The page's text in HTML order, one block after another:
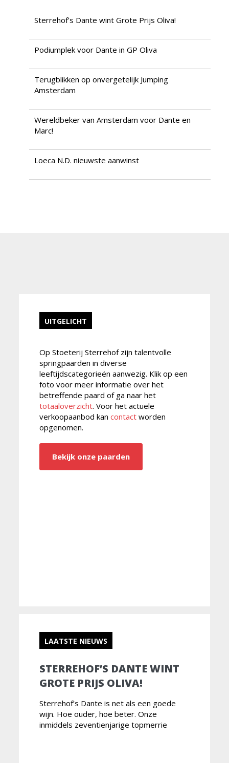
Sterrehof’s Dante wint Grote Prijs Oliva!
Podiumplek voor Dante in GP Oliva
Terugblikken op onvergetelijk Jumping
Amsterdam
Wereldbeker van Amsterdam voor Dante en
Marc!
Loeca N.D. nieuwste aanwinst
UITGELICHT
Op Stoeterij Sterrehof zijn talentvolle
springpaarden in diverse
leeftijdscategorieën aanwezig. Klik op een
foto voor meer informatie over het
betreffende paard of ga naar het
totaaloverzicht. Voor het actuele
verkoopaanbod kancontact worden
opgenomen.
Bekijk onze paarden
LAATSTE NIEUWS
STERREHOF’S DANTE WINT
GROTE PRIJS OLIVA!
Sterrehof’s Dante is net als een goede
wijn. Hoe ouder, hoe beter. Onze
inmiddels zeventienjarige topmerrie